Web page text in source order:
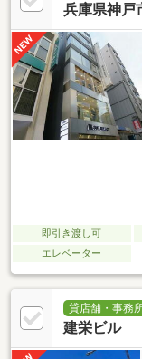
兵庫県神戸
即引き渡し可
エレベーター
貸店舗・事務
建栄ビル